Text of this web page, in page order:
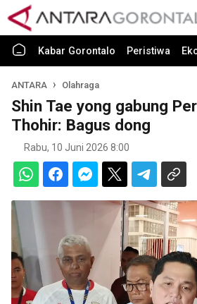
Kabar Gorontalo Peristiwa
ANTARA Olahraga
Shin Tae yong gabung
Thohir: Bagus dong
Rabu, 10 Juni 2026 8:00